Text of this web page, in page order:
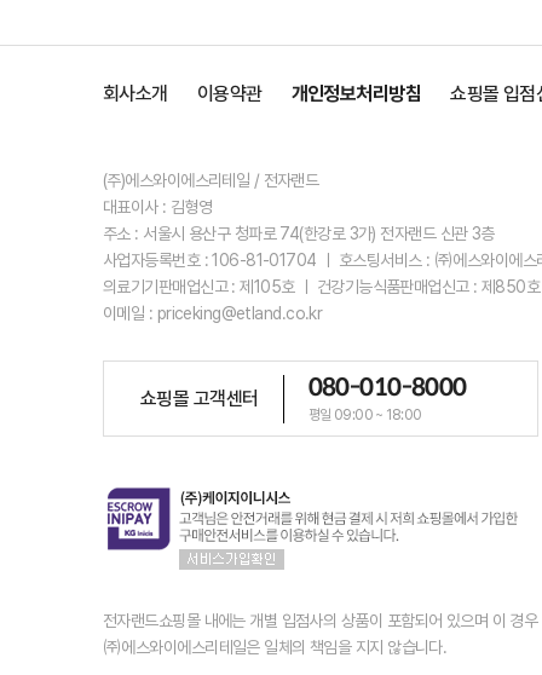
회사소개 이용약관 개인정보처리방침 쇼핑몰 입점
(주)에스와이에스리테일 / 전자랜드
대표이사 : 김형영
주소 : 서울시 용산구 청파로 74(한강로 3가) 전자랜드 신관 3층
사업자등록번호 : 106-81-01704 ㅣ 호스팅서비스 : ㈜에스와이에
의료기기판매업신고 : 제105호 ㅣ 건강기능식품판매업신고 : 제850
이메일 : priceking@etland.co.kr
쇼핑몰 고객센터 080-010-8000
평일 09:00 ~ 18:00
전자랜드쇼핑몰 내에는 개별 입점사의 상품이 포함되어 있으며 이 경
㈜에스와이에스리테일은 일체의 책임을 지지 않습니다.